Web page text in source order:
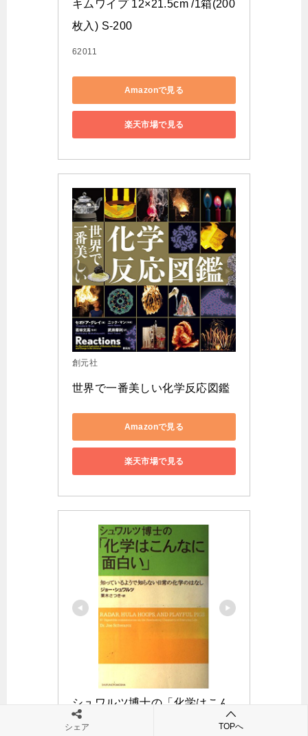
キムワイプ 12×21.5cm /1箱(200
枚入) S-200
62011
Amazonで見る
楽天市場で見る
創元社
世界で一番美しい化学反応図鑑
Amazonで見る
楽天市場で見る
シュワルツ博士の「化学はこん
なに面白い」―知っているよう
シェア TOPへ